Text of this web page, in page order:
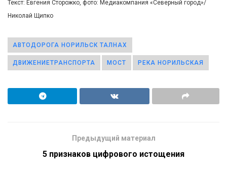
Текст: Евгения Сторожко, фото: Медиакомпания «Северный город»/
Николай Щипко
АВТОДОРОГА НОРИЛЬСК ТАЛНАХ
ДВИЖЕНИЕТРАНСПОРТА МОСТ РЕКА НОРИЛЬСКАЯ
Предыдущий материал
5 признаков цифрового истощения